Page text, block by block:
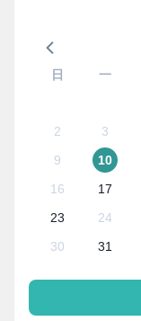
日 一
2
3
9
10
16
17
23
24
30
31